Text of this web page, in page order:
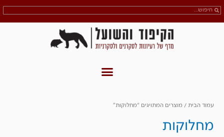
עמוד הבית / מוצרים המתויגים “מחלוקות”
מחלוקות